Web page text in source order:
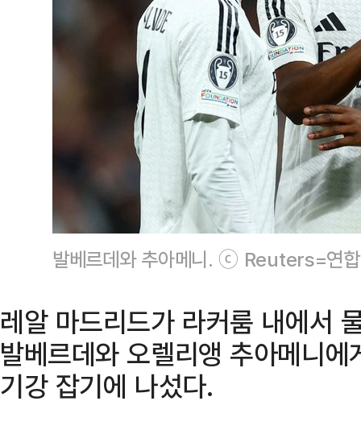
발베르데와 추아메니. ⓒ Reuters=연
레알 마드리드가 라커룸 내에서
발베르데와 오렐리앵 추아메니
기강 잡기에 나섰다.